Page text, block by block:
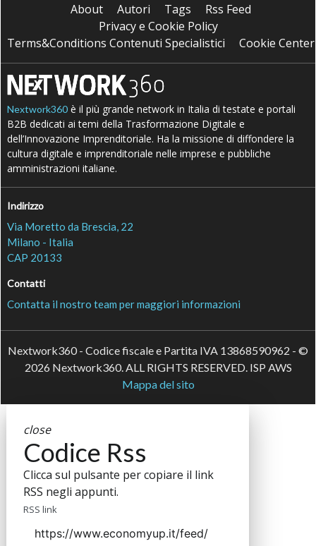
About Autori Tags
Rss Feed
Privacy e Cookie Policy
Terms&Conditions Contenuti Specialistici
Cookie Center
Nextwork360 è il più grande network in Italia di testate e portali
B2B dedicati ai temi della Trasformazione Digitale e
dell’Innovazione Imprenditoriale. Ha la missione di diffondere la
cultura digitale e imprenditoriale nelle imprese e pubbliche
amministrazioni italiane.
Indirizzo
Via Moretto da Brescia, 22
Milano - Italia
CAP 20133
Contatti
Contatta il nostro team per maggiori informazioni
Nextwork360 - Codice fiscale e Partita IVA 13868590962 - ©
2026 Nextwork360. ALL RIGHTS RESERVED. ISP AWS
Mappa del sito
close
Codice Rss
Clicca sul pulsante per copiare il link
RSS negli appunti.
RSS link